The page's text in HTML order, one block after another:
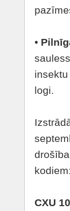
•
logi.
kodiem:
CXU